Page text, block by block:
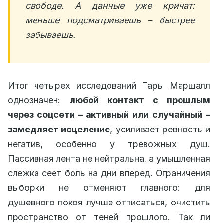
свободе. А данные уже кричат:
меньше подсматриваешь – быстрее
забываешь.
Итог четырех исследований Тары Маршалл
однозначен: любой контакт с прошлым
через соцсети – активный или случайный –
замедляет исцеление, усиливает ревность и
негатив, особенно у тревожных душ.
Пассивная лента не нейтральна, а умышленная
слежка сеет боль на дни вперед. Ограничения
выборки не отменяют главного: для
душевного покоя лучше отписаться, очистить
пространство от теней прошлого. Так ли